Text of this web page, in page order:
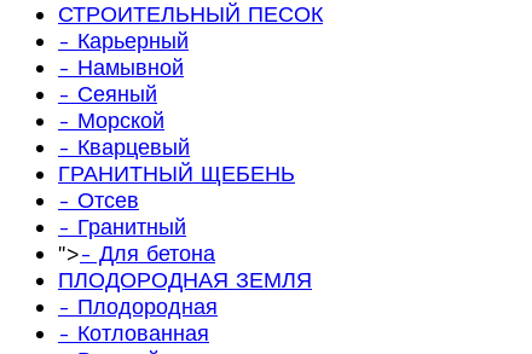
СТРОИТЕЛЬНЫЙ ПЕСОК
- Карьерный
- Намывной
- Сеяный
- Морской
- Кварцевый
ГРАНИТНЫЙ ЩЕБЕНЬ
- Отсев
- Гранитный
">- Для бетона
ПЛОДОРОДНАЯ ЗЕМЛЯ
- Плодородная
- Котлованная